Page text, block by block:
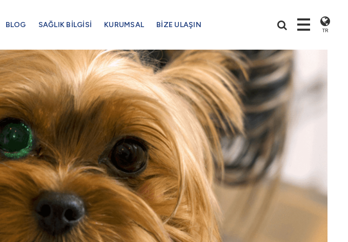
BLOG SAĞLIK BİLGİSİ KURUMSAL BİZE ULAŞIN
TR